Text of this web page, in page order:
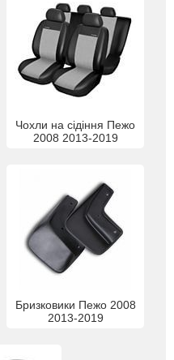
Чохли на сідіння Пежо
2008 2013-2019
Бризковики Пежо 2008
2013-2019